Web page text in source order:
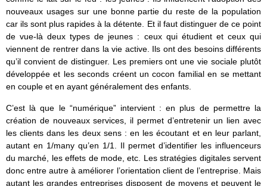
nouveaux usages sur une bonne partie du reste de la population
car ils sont plus rapides à la détente. Et il faut distinguer de ce point
de vue-là deux types de jeunes : ceux qui étudient et ceux qui
viennent de rentrer dans la vie active. Ils ont des besoins différents
qu’il convient de distinguer. Les premiers ont une vie sociale plutôt
développée et les seconds créent un cocon familial en se mettant
en couple et en ayant généralement des enfants.
C’est là que le “numérique” intervient : en plus de permettre la
création de nouveaux services, il permet d’entretenir un lien avec
les clients dans les deux sens : en les écoutant et en leur parlant,
autant en 1/many qu’en 1/1. Il permet d’identifier les influenceurs
du marché, les effets de mode, etc. Les stratégies digitales servent
donc entre autre à améliorer l’orientation client de l’entreprise. Mais
autant les grandes entreprises disposent de moyens et peuvent le